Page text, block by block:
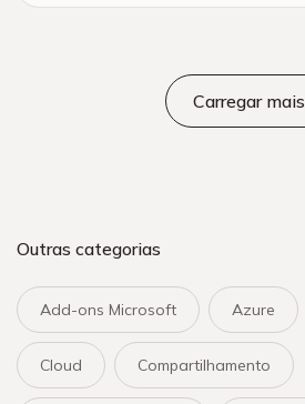
Carregar mais
Outras categorias
Add-ons Microsoft Azure
Cloud Compartilhamento